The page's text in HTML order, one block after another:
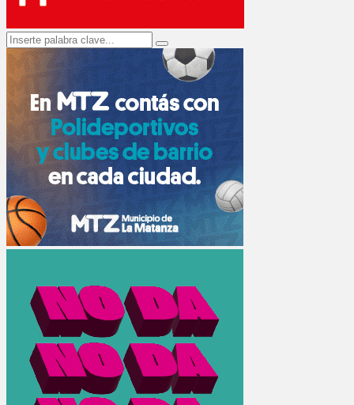
Search
for:
Search